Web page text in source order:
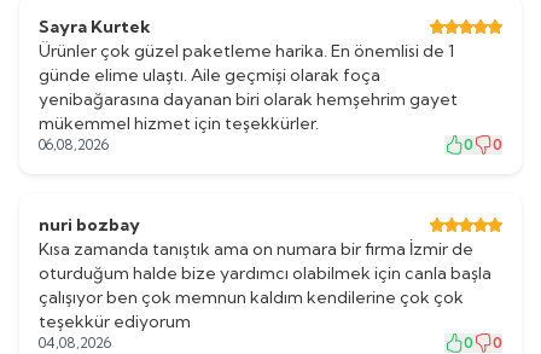
Sayra Kurtek
Ürünler çok güzel paketleme harika. En önemlisi de 1
günde elime ulaştı. Aile geçmişi olarak foça
yenibağarasına dayanan biri olarak hemşehrim gayet
mükemmel hizmet için teşekkürler.
06,08,2026 0 0
nuri bozbay
Kısa zamanda tanıştık ama on numara bir firma İzmir de
oturduğum halde bize yardımcı olabilmek için canla başla
çalışıyor ben çok memnun kaldım kendilerine çok çok
teşekkür ediyorum
04,08,2026 0 0